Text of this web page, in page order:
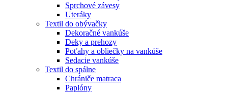
Sprchové závesy
Uteráky
Textil do obývačky
Dekoračné vankúše
Deky a prehozy
Poťahy a obliečky na vankúše
Sedacie vankúše
Textil do spálne
Chrániče matraca
Paplóny